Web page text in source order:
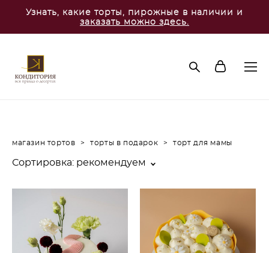
Узнать, какие торты, пирожные в наличии и
заказать можно здесь.
магазин тортов > торты в подарок > торт для мамы
Сортировка: рекомендуем